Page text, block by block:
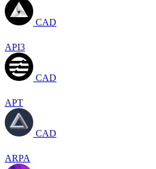
CAD
API3
CAD
APT
CAD
ARPA